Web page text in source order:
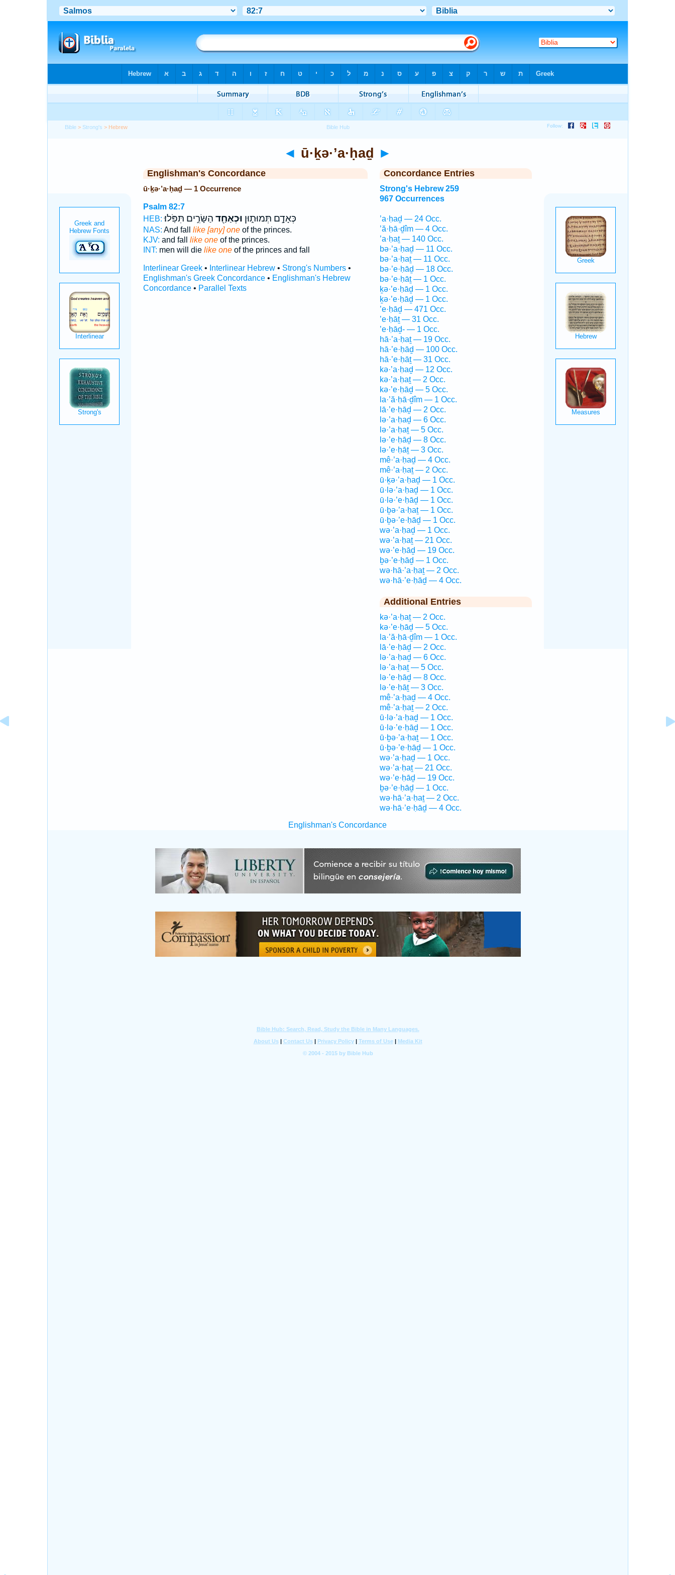
Bible > Strong's > Hebrew
◄ ū·ḵə·’a·ḥaḏ ►
Englishman's Concordance
ū·ḵə·’a·ḥaḏ — 1 Occurrence
Psalm 82:7
HEB:
כְּאָדָ֣ם תְּמוּת֑וּן וּכְאַחַ֖ד הַשָּׂרִ֣ים תִּפֹּֽלוּ׃
NAS: And fall like [any] oneof the princes.
KJV: and fall like oneof the princes.
INT: men will die like oneof the princes and fall
Interlinear Greek• Interlinear Hebrew• Strong's Numbers•
Englishman's Greek Concordance• Englishman's Hebrew
Concordance• Parallel Texts
Concordance Entries
Strong's Hebrew 259
967 Occurrences
’a·ḥaḏ — 24 Occ.
’ă·ḥā·ḏîm — 4 Occ.
’a·ḥaṯ — 140 Occ.
bə·’a·ḥaḏ — 11 Occ.
bə·’a·ḥaṯ — 11 Occ.
bə·’e·ḥāḏ — 18 Occ.
bə·’e·ḥāṯ — 1 Occ.
ḵə·’e·ḥāḏ — 1 Occ.
ḵə·’e·ḥāḏ — 1 Occ.
’e·ḥāḏ — 471 Occ.
’e·ḥāṯ — 31 Occ.
’e·ḥāḏ- — 1 Occ.
hā·’a·ḥaṯ — 19 Occ.
hā·’e·ḥāḏ — 100 Occ.
hā·’e·ḥāṯ — 31 Occ.
kə·’a·ḥaḏ — 12 Occ.
kə·’a·ḥaṯ — 2 Occ.
kə·’e·ḥāḏ — 5 Occ.
la·’ă·ḥā·ḏîm — 1 Occ.
lā·’e·ḥāḏ — 2 Occ.
lə·’a·ḥaḏ — 6 Occ.
lə·’a·ḥaṯ — 5 Occ.
lə·’e·ḥāḏ — 8 Occ.
lə·’e·ḥāṯ — 3 Occ.
mê·’a·ḥaḏ — 4 Occ.
mê·’a·ḥaṯ — 2 Occ.
ū·ḵə·’a·ḥaḏ — 1 Occ.
ū·lə·’a·ḥaḏ — 1 Occ.
ū·lə·’e·ḥāḏ — 1 Occ.
ū·ḇə·’a·ḥaṯ — 1 Occ.
ū·ḇə·’e·ḥāḏ — 1 Occ.
wə·’a·ḥaḏ — 1 Occ.
wə·’a·ḥaṯ — 21 Occ.
wə·’e·ḥāḏ — 19 Occ.
ḇə·’e·ḥāḏ — 1 Occ.
wə·hā·’a·ḥaṯ — 2 Occ.
wə·hā·’e·ḥāḏ — 4 Occ.
Additional Entries
kə·’a·ḥaṯ — 2 Occ.
kə·’e·ḥāḏ — 5 Occ.
la·’ă·ḥā·ḏîm — 1 Occ.
lā·’e·ḥāḏ — 2 Occ.
lə·’a·ḥaḏ — 6 Occ.
lə·’a·ḥaṯ — 5 Occ.
lə·’e·ḥāḏ — 8 Occ.
lə·’e·ḥāṯ — 3 Occ.
mê·’a·ḥaḏ — 4 Occ.
mê·’a·ḥaṯ — 2 Occ.
ū·lə·’a·ḥaḏ — 1 Occ.
ū·lə·’e·ḥāḏ — 1 Occ.
ū·ḇə·’a·ḥaṯ — 1 Occ.
ū·ḇə·’e·ḥāḏ — 1 Occ.
wə·’a·ḥaḏ — 1 Occ.
wə·’a·ḥaṯ — 21 Occ.
wə·’e·ḥāḏ — 19 Occ.
ḇə·’e·ḥāḏ — 1 Occ.
wə·hā·’a·ḥaṯ — 2 Occ.
wə·hā·’e·ḥāḏ — 4 Occ.
Englishman's Concordance